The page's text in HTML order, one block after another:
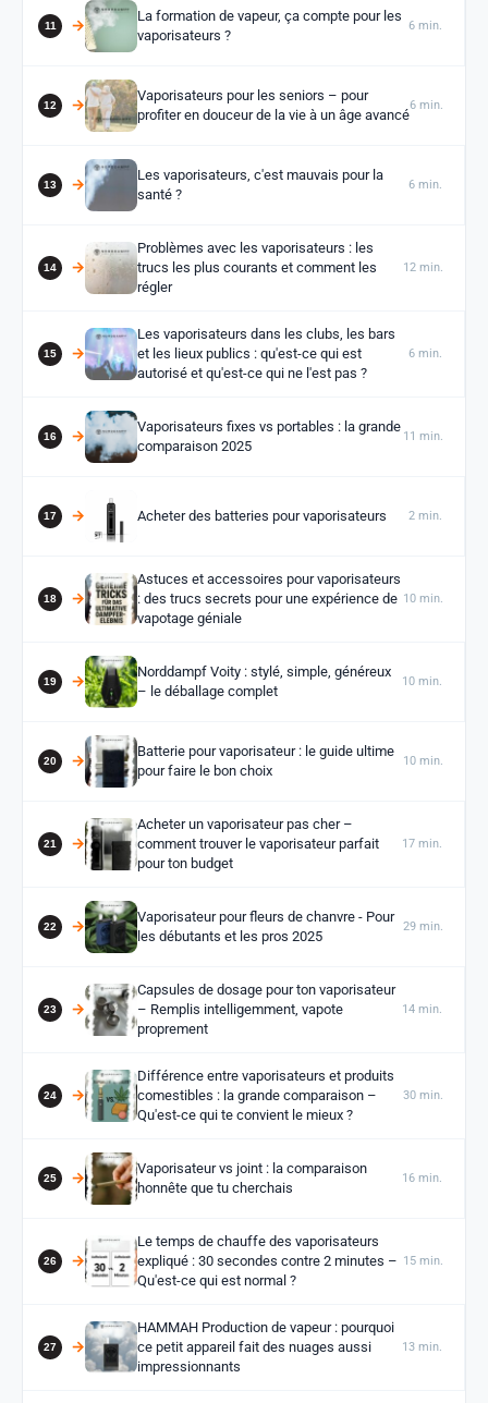
La formation de vapeur, ça compte pour les
vaporisateurs ?
6 min.
Vaporisateurs pour les seniors – pour
profiter en douceur de la vie à un âge avancé
6 min.
Les vaporisateurs, c'est mauvais pour la
santé ?
6 min.
Problèmes avec les vaporisateurs : les
trucs les plus courants et comment les
régler
12 min.
Les vaporisateurs dans les clubs, les bars
et les lieux publics : qu'est-ce qui est
autorisé et qu'est-ce qui ne l'est pas ?
6 min.
Vaporisateurs fixes vs portables : la grande
comparaison 2025
11 min.
Acheter des batteries pour vaporisateurs 2 min.
Astuces et accessoires pour vaporisateurs
: des trucs secrets pour une expérience de
vapotage géniale
10 min.
Norddampf Voity : stylé, simple, généreux
– le déballage complet
10 min.
Batterie pour vaporisateur : le guide ultime
pour faire le bon choix
10 min.
Acheter un vaporisateur pas cher –
comment trouver le vaporisateur parfait
pour ton budget
17 min.
Vaporisateur pour fleurs de chanvre - Pour
les débutants et les pros 2025
29 min.
Capsules de dosage pour ton vaporisateur
– Remplis intelligemment, vapote
proprement
14 min.
Différence entre vaporisateurs et produits
comestibles : la grande comparaison –
Qu'est-ce qui te convient le mieux ?
30 min.
Vaporisateur vs joint : la comparaison
honnête que tu cherchais
16 min.
Le temps de chauffe des vaporisateurs
expliqué : 30 secondes contre 2 minutes –
Qu'est-ce qui est normal ?
15 min.
HAMMAH Production de vapeur : pourquoi
ce petit appareil fait des nuages aussi
impressionnants
13 min.